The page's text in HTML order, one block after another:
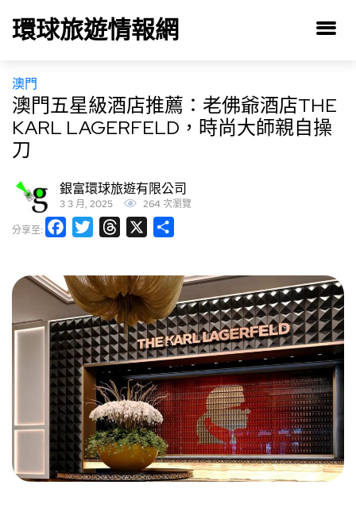
環球旅遊情報網
澳門
澳門五星級酒店推薦：老佛爺酒店THE
KARL LAGERFELD，時尚大師親自操
刀
銀富環球旅遊有限公司
3 3 月, 2025 264 次瀏覽
分享至: FacebookTwitterThreads